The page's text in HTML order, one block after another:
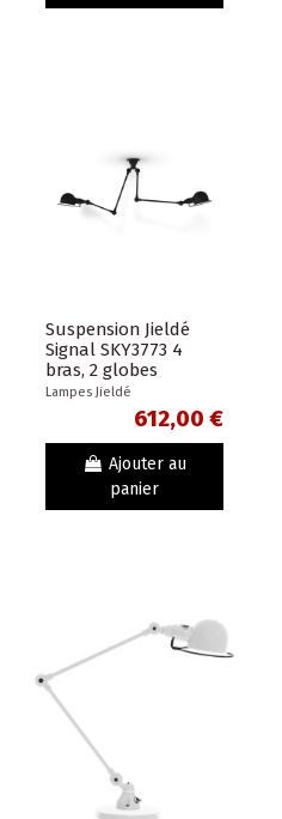
Suspension Jieldé
Signal SKY3773 4
bras, 2 globes
réflecteurs
Lampes Jieldé
612,00 €
Ajouter au
panier